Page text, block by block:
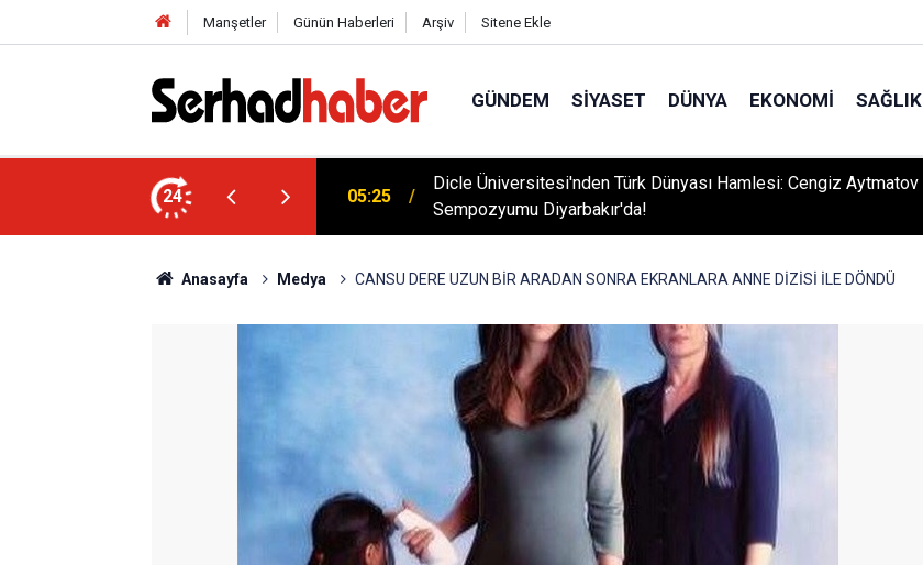
Manşetler Günün Haberleri Arşiv Sitene Ekle
GÜNDEM SIYASET DÜNYA EKONOMI SAĞLIK
24
Düşük Kalorili Multi-Fiber İçecek Tozu 05:25
Dicle Üniversitesi'nden Türk Dünyası Hamlesi: Cengiz Aytmatov
Sempozyumu Diyarbakır'da!
Anasayfa Medya CANSU DERE UZUN BİR ARADAN SONRA EKRANLARA ANNE DİZİSİ İLE DÖNDÜ